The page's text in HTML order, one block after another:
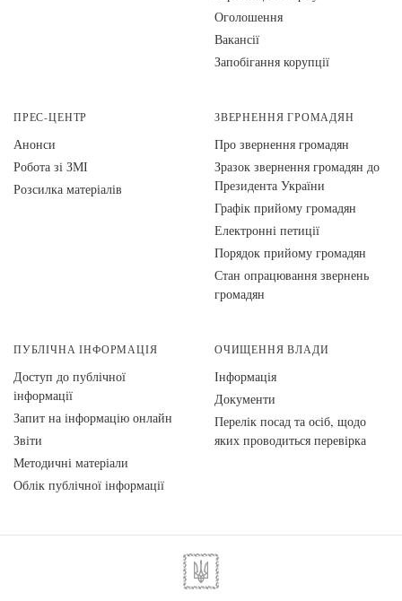
Оголошення
Вакансії
Запобігання корупції
ПРЕС-ЦЕНТР
Анонси
Робота зі ЗМІ
Розсилка матеріалів
ЗВЕРНЕННЯ ГРОМАДЯН
Про звернення громадян
Зразок звернення громадян до
Президента України
Графік прийому громадян
Електронні петиції
Порядок прийому громадян
Стан опрацювання звернень
громадян
ПУБЛІЧНА ІНФОРМАЦІЯ
Доступ до публічної
інформації
Запит на інформацію онлайн
Звіти
Методичні матеріали
Облік публічної інформації
ОЧИЩЕННЯ ВЛАДИ
Інформація
Документи
Перелік посад та осіб, щодо
яких проводиться перевірка